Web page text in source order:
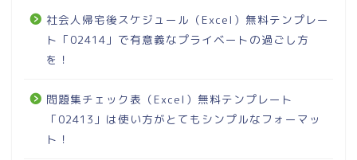
社会人帰宅後スケジュール（Excel）無料テンプレー
ト「02414」で有意義なプライベートの過ごし方
を！
問題集チェック表（Excel）無料テンプレート
「02413」は使い方がとてもシンプルなフォーマッ
ト！